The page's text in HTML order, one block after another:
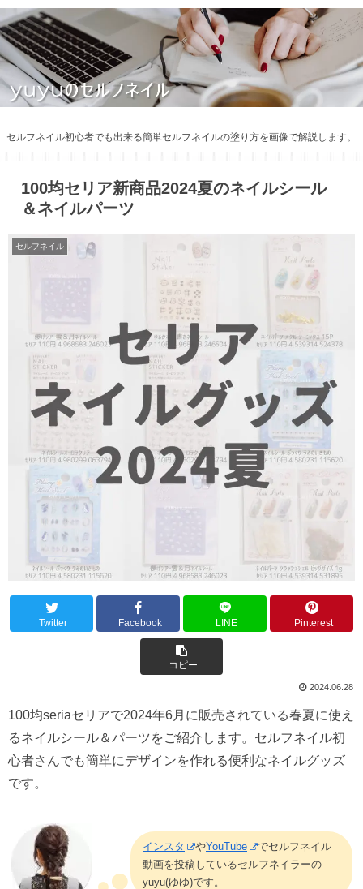
セルフネイル初心者でも出来る簡単セルフネイルの塗り方を画像で解説します。
100均セリア新商品2024夏のネイルシール
＆ネイルパーツ
セルフネイル
Twitter Facebook LINE Pinterest
コピー
2024.06.28
100均seriaセリアで2024年6月に販売されている春夏に使え
るネイルシール＆パーツをご紹介します。セルフネイル初
心者さんでも簡単にデザインを作れる便利なネイルグッズ
です。
インスタ やYouTube
でセルフネイル
動画を投稿しているセルフネイラーの
yuyu(ゆゆ)です。